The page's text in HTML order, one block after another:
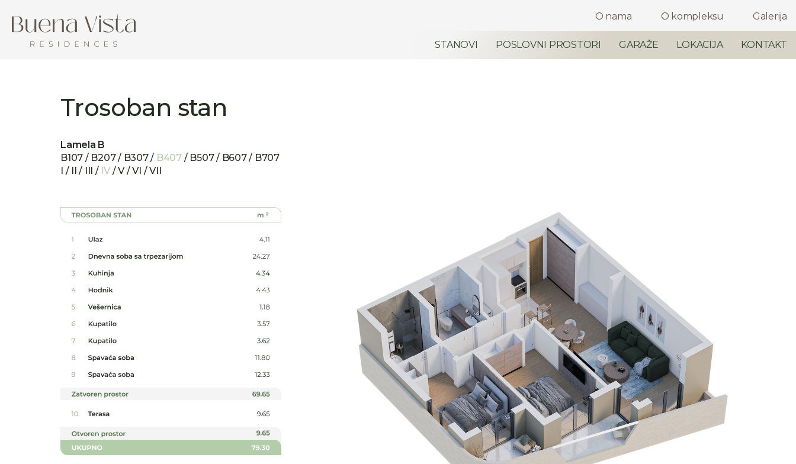
O nama O kompleksu Galerija
STANOVI POSLOVNI PROSTORI GARAŽE LOKACIJA KONTAKT
Trosoban stan
Lamela B
B107 / B207 / B307 / B407 / B507 / B607 / B707
I / II / III / IV/ V / VI / VII